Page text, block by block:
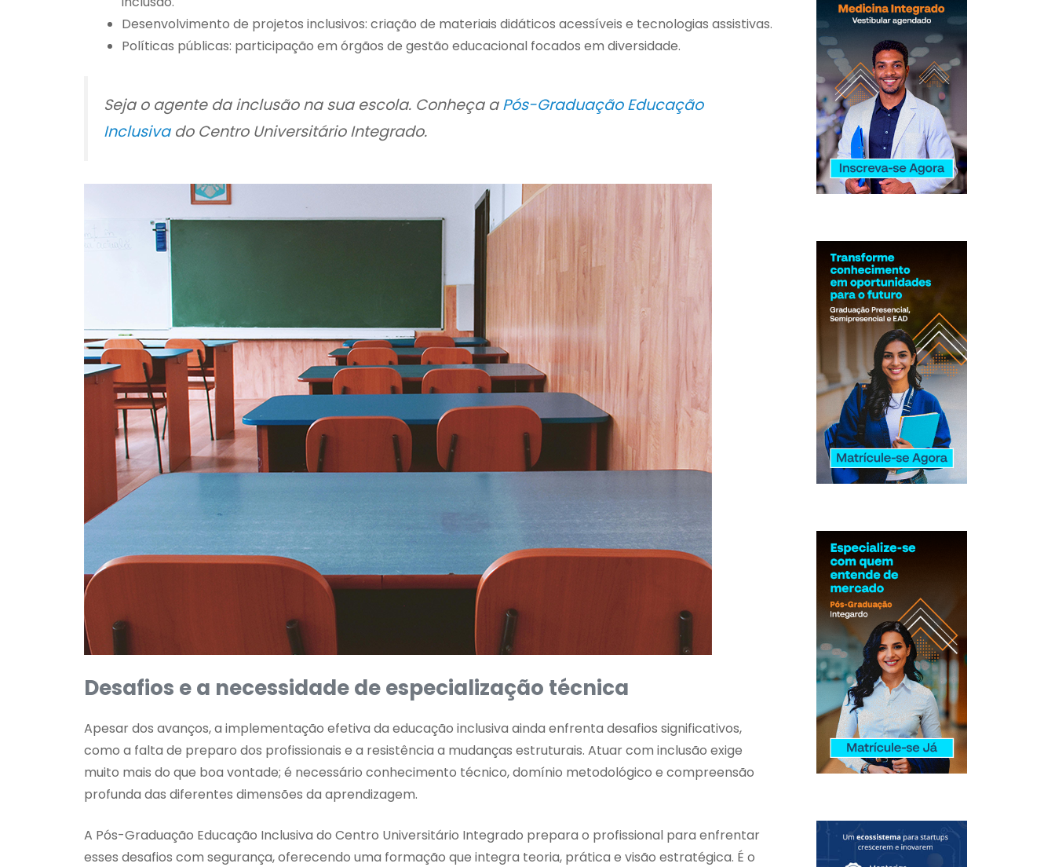
Desenvolvimento de projetos inclusivos: criação de materiais didáticos acessíveis e tecnologias assistivas.
Políticas públicas: participação em órgãos de gestão educacional focados em diversidade.
Seja o agente da inclusão na sua escola. Conheça aPós-Graduação Educação
Inclusivado Centro Universitário Integrado.
Desafios e a necessidade de especialização técnica
Apesar dos avanços, a implementação efetiva da educação inclusiva ainda enfrenta desafios significativos,
como a falta de preparo dos profissionais e a resistência a mudanças estruturais. Atuar com inclusão exige
muito mais do que boa vontade; é necessário conhecimento técnico, domínio metodológico e compreensão
profunda das diferentes dimensões da aprendizagem.
A Pós-Graduação Educação Inclusiva do Centro Universitário Integrado prepara o profissional para enfrentar
esses desafios com segurança, oferecendo uma formação que integra teoria, prática e visão estratégica. É o